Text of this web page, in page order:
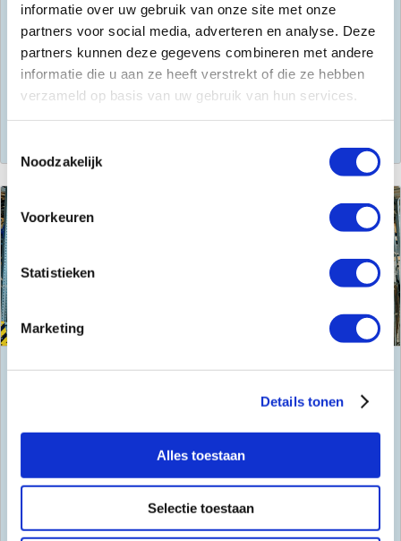
informatie over uw gebruik van onze site met onze
partners voor social media, adverteren en analyse. Deze
partners kunnen deze gegevens combineren met andere
informatie die u aan ze heeft verstrekt of die ze hebben
verzameld op basis van uw gebruik van hun services.
Noodzakelijk
Voorkeuren
Statistieken
Marketing
Details tonen
Alles toestaan
Selectie toestaan
Waar en wanneer jij wilt de juiste levering. Daar zorgen wij
voor met onze leveringsdiensten. Lees meer op de
leveringspagina.
Leveren
Bij Wasco hebben we verschillende diensten ontwikkeld
waarmee jij ervoor kan zorgen dat je altijd de juiste voorraad
hebt. Zo kan je altijd aan de slag met de spullen die jij nodig
hebt.